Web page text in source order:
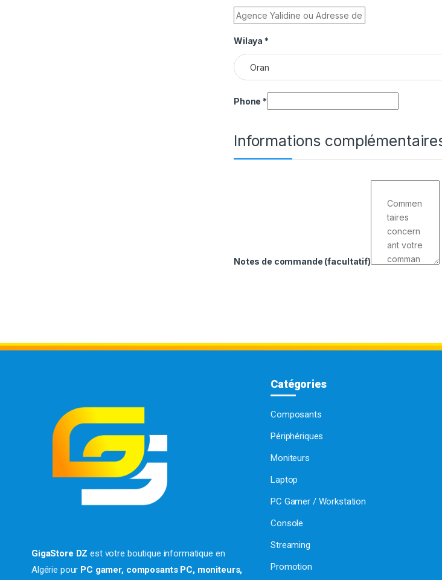
Wilaya *
Oran
Phone *
Informations
Notes de commande (facultatif)
GigaStore DZ est votre boutique informatique en
Algérie pour PC gamer, composants PC, moniteurs,
Catégories
Composants
Périphériques
Moniteurs
Laptop
PC Gamer / Workstation
Console
Streaming
Promotion